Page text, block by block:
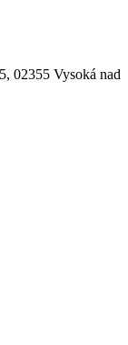
02355 Vysoká nad